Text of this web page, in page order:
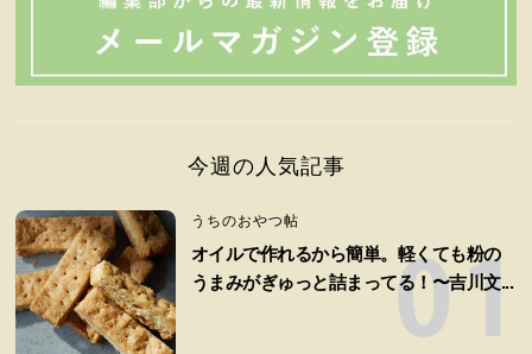
今週の人気記事
うちのおやつ帖
オイルで作れるから簡単。軽くても粉の
うまみがぎゅっと詰まってる！〜吉川文...